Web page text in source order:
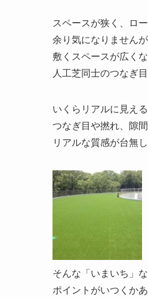
スペースが狭く、ロ
余り気になりませんが
敷くスペースが広く
人工芝同士のつなぎ目
いくらリアルに見える
つなぎ目や撚れ、隙
リアルな質感が台無し
そんな「いまいち」
ポイントがいつくか